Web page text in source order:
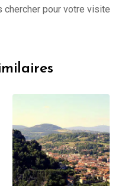
chercher pour votre visite